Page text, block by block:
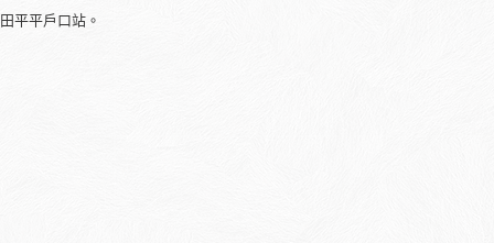
平平戶口站。